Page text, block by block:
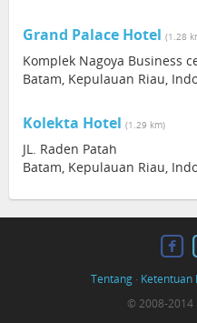
Grand Palace Hotel (1.28
Komplek Nagoya Business
Batam, Kepulauan Riau,
Kolekta Hotel (1.29 km)
JL. Raden Patah
Batam, Kepulauan Riau,
Tentang· Ketentuan
© 2008-2014